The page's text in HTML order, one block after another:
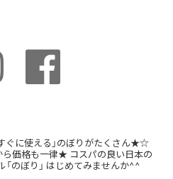
ぐに使える」のぼりがたくさん★☆
ら価格も一律★ コスパの良い日本の
のぼり」 はじめてみませんか^^